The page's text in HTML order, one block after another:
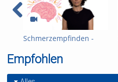
Schmerzempfinden -
Empfohlen